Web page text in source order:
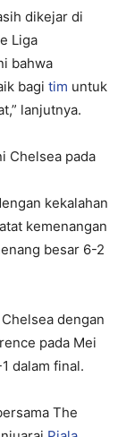
dikejar di
Liga
bahwa
bagi tim untuk
lanjutnya.
Chelsea pada
kekalahan
kemenangan
besar 6-2
dengan
pada Mei
dalam final.
The